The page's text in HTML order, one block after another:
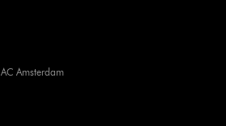
Amsterdam